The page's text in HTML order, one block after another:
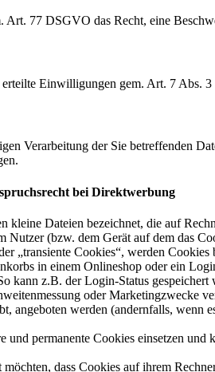
Art. 77 DSGVO das Recht, eine
erteilte Einwilligungen gem. Art. 7
Verarbeitung der Sie betreffenden
bei Direktwerbung
kleine Dateien bezeichnet, die auf
Nutzer (bzw. dem Gerät auf dem das
„transiente Cookies“, werden
in einem Onlineshop oder ein
kann z.B. der Login-Status
oder Marketingzwecke
angeboten werden (andernfalls, wenn
und permanente Cookies einsetzen
dass Cookies auf ihrem